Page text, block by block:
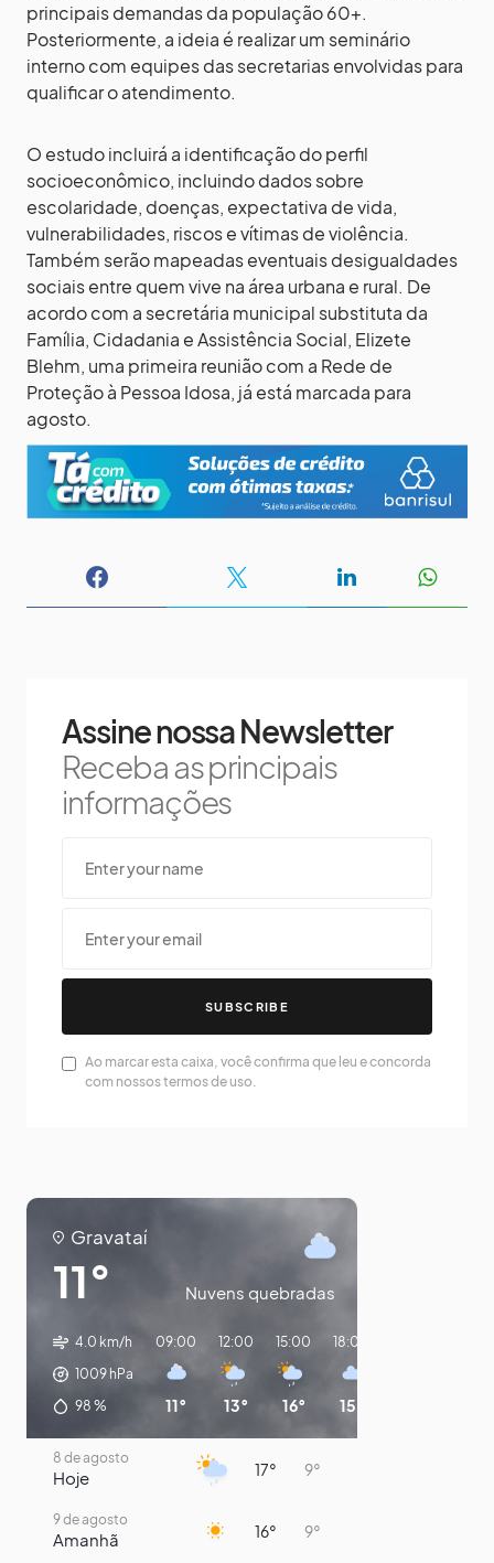
principais demandas da população 60+.
Posteriormente, a ideia é realizar um seminário
interno com equipes das secretarias envolvidas para
qualificar o atendimento.
O estudo incluirá a identificação do perfil
socioeconômico, incluindo dados sobre
escolaridade, doenças, expectativa de vida,
vulnerabilidades, riscos e vítimas de violência.
Também serão mapeadas eventuais desigualdades
sociais entre quem vive na área urbana e rural. De
acordo com a secretária municipal substituta da
Família, Cidadania e Assistência Social, Elizete
Blehm, uma primeira reunião com a Rede de
Proteção à Pessoa Idosa, já está marcada para
agosto.
Assine nossa Newsletter
Receba as principais
informações
SUBSCRIBE
Ao marcar esta caixa, você confirma que leu e concorda
com nossos termos de uso.
Gravataí
11° Nuvens quebradas
4.0 km/h
1009 hPa
98 %
09:00
11°
12:00
13°
15:00
16°
18:00
15°
8 de agosto
Hoje 17° 9°
9 de agosto
Amanhã 16° 9°